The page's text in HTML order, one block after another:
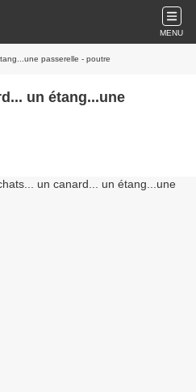
MENU
passerelle - poutre
un étang...une